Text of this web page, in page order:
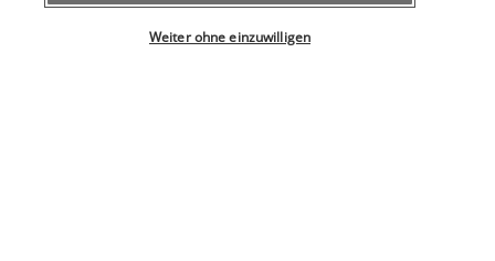
Inbegriffenes Frühstück
Weiter ohne einzuwilligen